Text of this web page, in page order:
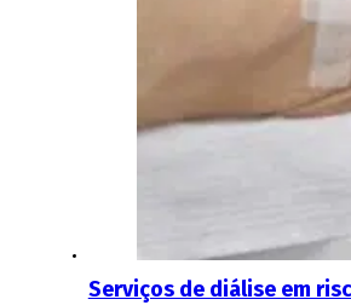
Serviços de diálise em